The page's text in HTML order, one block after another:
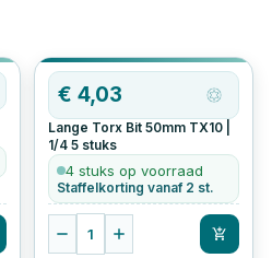
€ 4,03
Lange Torx Bit 50mm TX10 |
1/4 5 stuks
4 stuks op voorraad
Staffelkorting vanaf 2 st.
1